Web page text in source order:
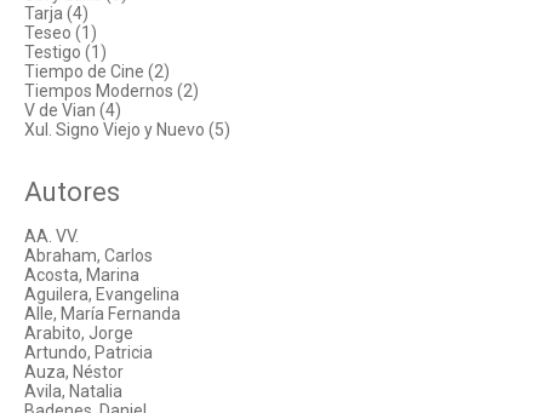
Tarja (4)
Teseo (1)
Testigo (1)
Tiempo de Cine (2)
Tiempos Modernos (2)
V de Vian (4)
Xul. Signo Viejo y Nuevo (5)
Autores
AA. VV.
Abraham, Carlos
Acosta, Marina
Aguilera, Evangelina
Alle, María Fernanda
Arabito, Jorge
Artundo, Patricia
Auza, Néstor
Avila, Natalia